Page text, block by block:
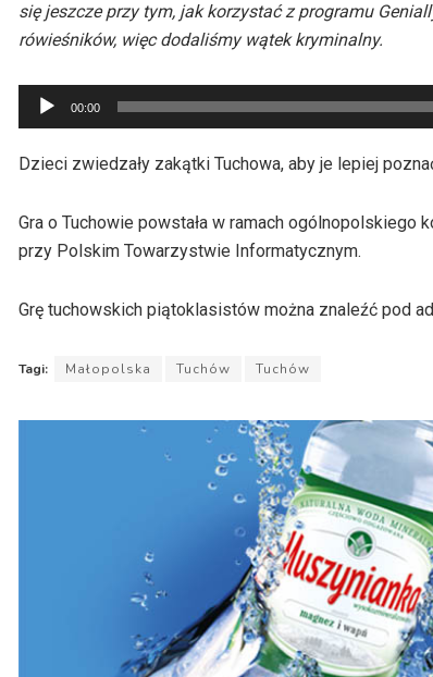
się jeszcze przy tym, jak korzystać z programu
rówieśników, więc dodaliśmy wątek kryminalny.
Odtwarzacz
plików
dźwiękowych
00:00
Dzieci zwiedzały zakątki Tuchowa, aby je lepiej
Gra o Tuchowie powstała w ramach ogólnopolskiego
przy Polskim Towarzystwie Informatycznym.
Grę tuchowskich piątoklasistów można znaleźć pod
Tagi: Małopolska Tuchów Tuchów